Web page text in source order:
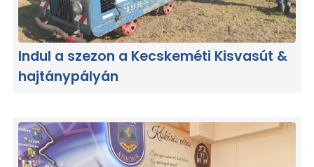
Indul a szezon a Kecskeméti Kisvasút &
hajtánypályán